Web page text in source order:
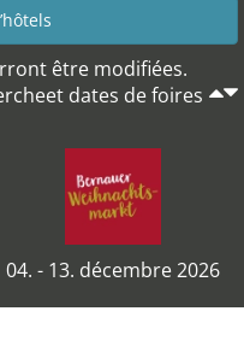
être modifiées.
dates de foires
04. - 13. décembre 2026